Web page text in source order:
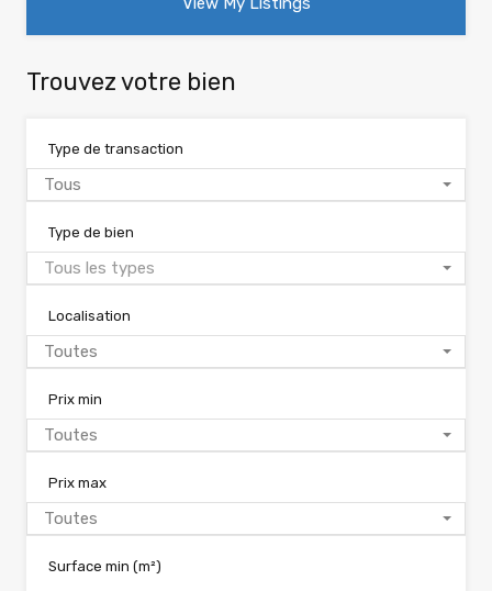
Trouvez votre bien
Type de transaction
Tous
Type de bien
Tous les types
Localisation
Toutes
Prix min
Toutes
Prix max
Toutes
Surface min (m²)